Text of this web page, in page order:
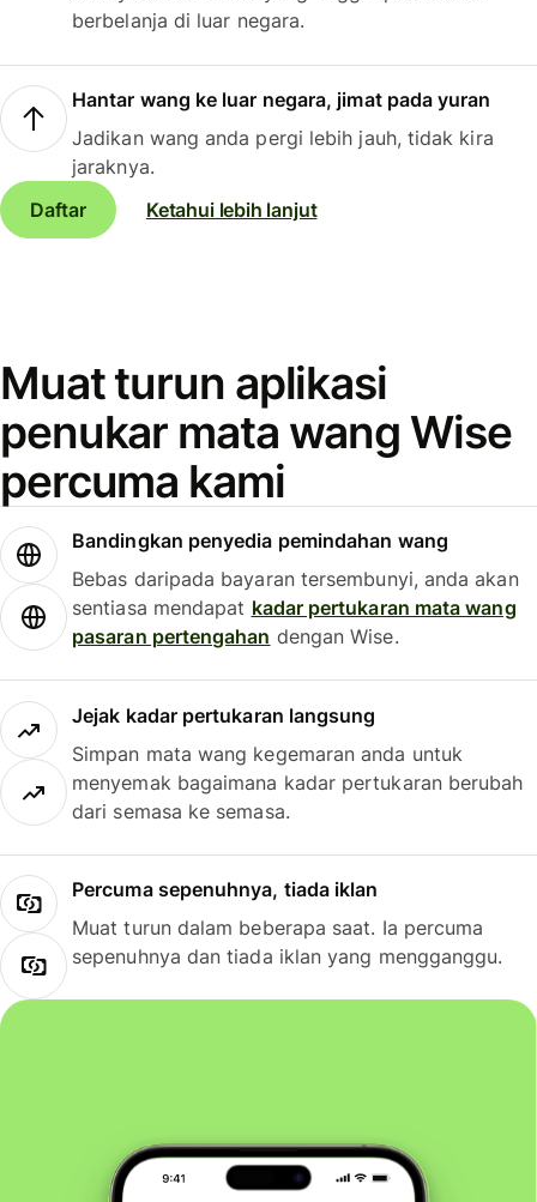
berbelanja di luar negara.
Hantar wang ke luar negara, jimat pada yuran
Jadikan wang anda pergi lebih jauh, tidak kira
jaraknya.
Daftar
Ketahui lebih lanjut
Muat turun aplikasi
penukar mata wang Wise
percuma kami
Bandingkan penyedia pemindahan wang
Bebas daripada bayaran tersembunyi, anda akan
sentiasa mendapat kadar pertukaran mata wang
pasaran pertengahan dengan Wise.
Jejak kadar pertukaran langsung
Simpan mata wang kegemaran anda untuk
menyemak bagaimana kadar pertukaran berubah
dari semasa ke semasa.
Percuma sepenuhnya, tiada iklan
Muat turun dalam beberapa saat. Ia percuma
sepenuhnya dan tiada iklan yang mengganggu.